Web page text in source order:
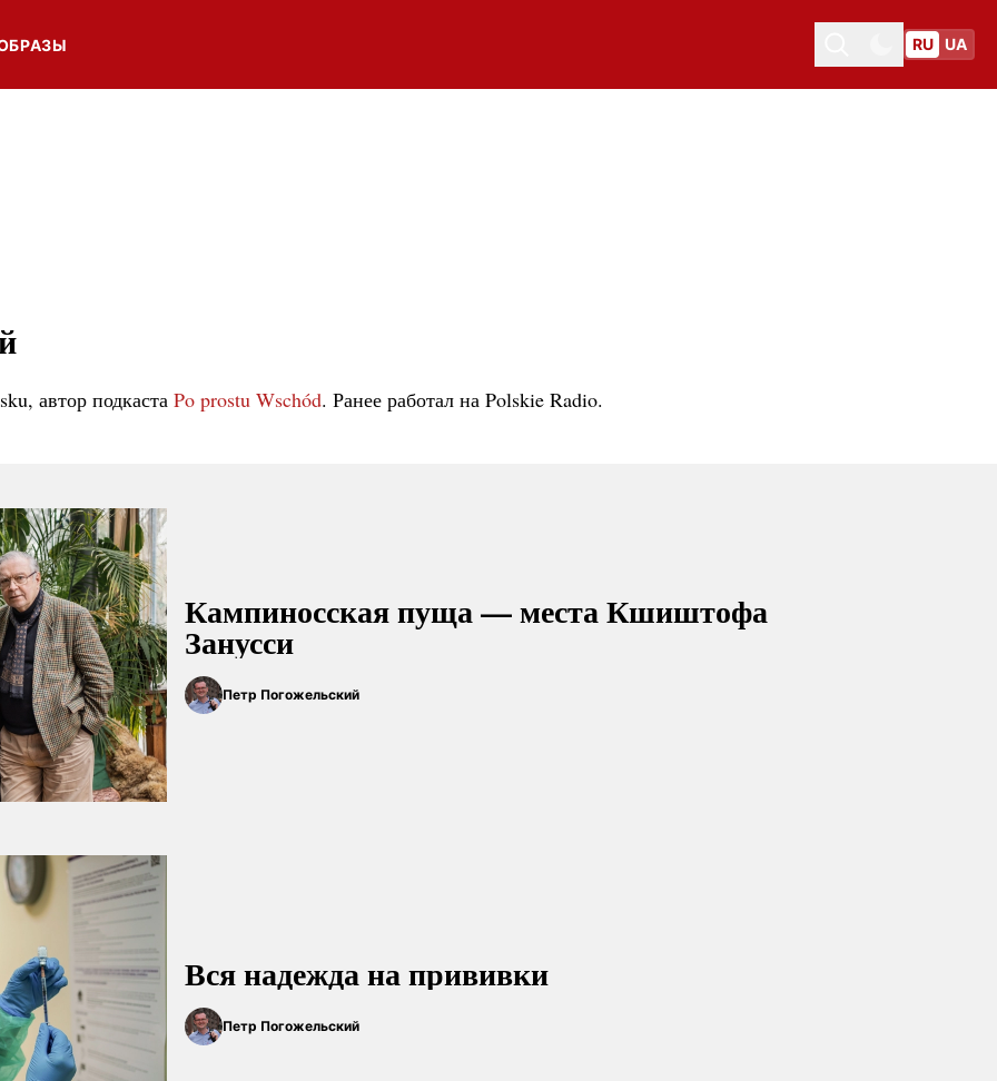
Toggle themeToggle theme
RU UA
автор подкаста Po prostu Wschód. Ранее работал на Polskie Radio.
Кампиносская пуща — места Кшиштофа
Занусси
Петр Погожельский
Вся надежда на прививки
Петр Погожельский